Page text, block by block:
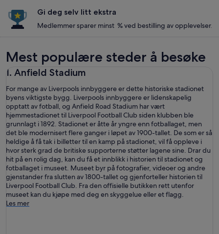
Gi deg selv litt ekstra
Medlemmer sparer minst % ved bestilling av opplevelser.
Mest populære steder å besøke
1. Anfield Stadium
For mange av Liverpools innbyggere er dette historiske stadionet
byens viktigste bygg. Liverpools innbyggere er lidenskapelig
opptatt av fotball, og Anfield Road Stadium har vært
hjemmestadionet til Liverpool Football Club siden klubben ble
grunnlagt i 1892. Stadionet er åtte år yngre enn fotballaget, men
det ble modernisert flere ganger i løpet av 1900-tallet. De som er så
heldige å få tak i billetter til en kamp på stadionet, vil få oppleve i
hvor sterk grad de britiske supporterne støtter lagene sine. Drar du
hit på en rolig dag, kan du få et innblikk i historien til stadionet og
fotballaget i museet. Museet byr på fotografier, videoer og andre
gjenstander fra slutten av 1800-tallet og gjenforteller historien til
Liverpool Football Club. Fra den offisielle butikken rett utenfor
museet kan du kjøpe med deg en skyggelue eller et flagg.
Les mer